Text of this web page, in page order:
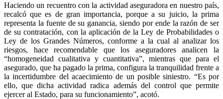
Haciendo un recuentro con la actividad aseguradora en nuestro país,
recalcó que es de gran importancia, porque a su juicio, la prima
representa la fuente de su ganancia, siendo por ende la razón de ser
de su contratación, con la aplicación de la Ley de Probabilidades o
Ley de los Grandes Números, conforme a la cual al analizar los
riesgos, hace recomendable que los aseguradores analicen la
“homogeneidad cualitativa y cuantitativa”, mientras que para el
asegurado, que ha pagado la prima, configura la tranquilidad frente a
la incertidumbre del acaecimiento de un posible siniestro. “Es por
ello, que dicha actividad radica además del control que permite
ejercer al Estado, para su funcionamiento”, acotó.